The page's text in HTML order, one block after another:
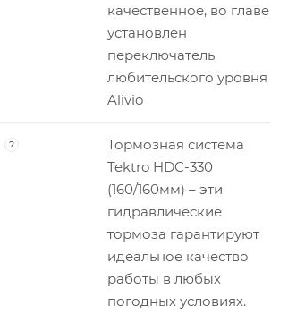
качественное, во главе
установлен
переключатель
любительского уровня
Alivio
?
Тормозная система
Tektro HDC-330
(160/160мм) – эти
гидравлические
тормоза гарантируют
идеальное качество
работы в любых
погодных условиях.